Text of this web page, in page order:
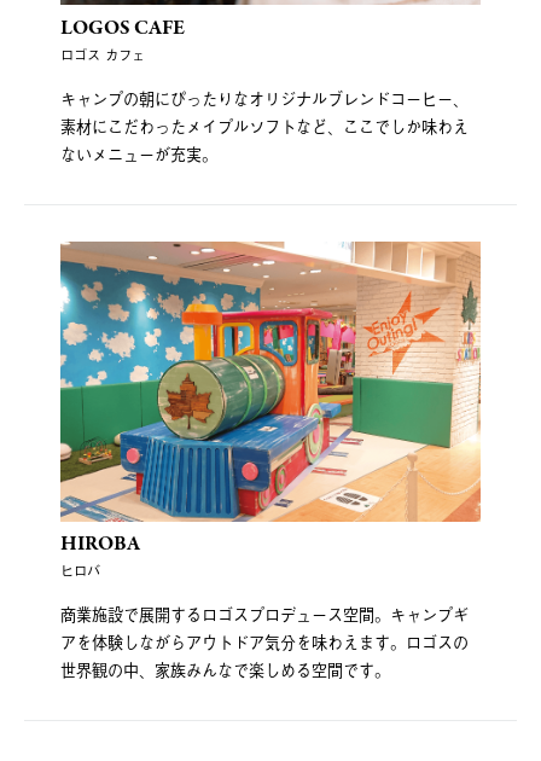
LOGOS CAFE
ロゴス カフェ
キャンプの朝にぴったりなオリジナルブレンドコーヒー、
素材にこだわったメイプルソフトなど、ここでしか味わえ
ないメニューが充実。
HIROBA
ヒロバ
商業施設で展開するロゴスプロデュース空間。キャンプギ
アを体験しながらアウトドア気分を味わえます。ロゴスの
世界観の中、家族みんなで楽しめる空間です。